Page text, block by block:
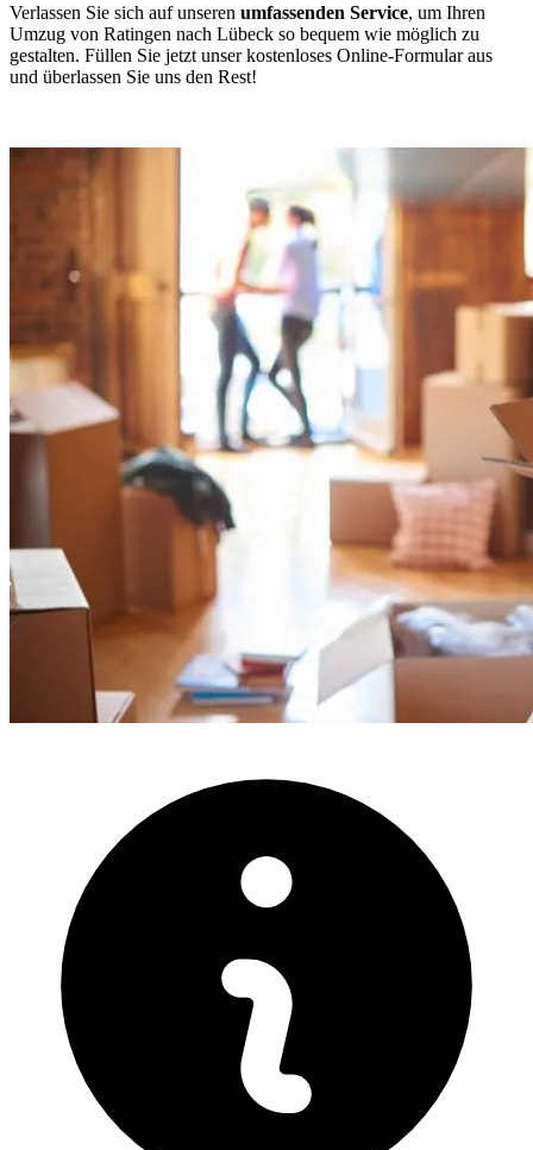
Verlassen Sie sich auf unseren umfassenden Service, um Ihren
Umzug von Ratingen nach Lübeck so bequem wie möglich zu
gestalten. Füllen Sie jetzt unser kostenloses Online-Formular aus
und überlassen Sie uns den Rest!